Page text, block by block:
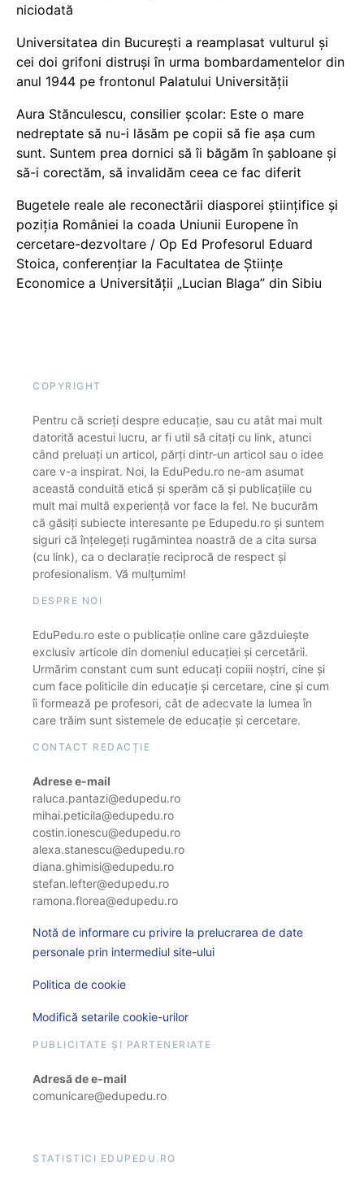
niciodată
Universitatea din București a reamplasat vulturul și
cei doi grifoni distruși în urma bombardamentelor din
anul 1944 pe frontonul Palatului Universității
Aura Stănculescu, consilier școlar: Este o mare
nedreptate să nu-i lăsăm pe copii să fie așa cum
sunt. Suntem prea dornici să îi băgăm în șabloane și
să-i corectăm, să invalidăm ceea ce fac diferit
Bugetele reale ale reconectării diasporei științifice și
poziția României la coada Uniunii Europene în
cercetare-dezvoltare / Op Ed Profesorul Eduard
Stoica, conferențiar la Facultatea de Științe
Economice a Universității „Lucian Blaga” din Sibiu
COPYRIGHT
Pentru că scrieți despre educație, sau cu atât mai mult
datorită acestui lucru, ar fi util să citați cu link, atunci
când preluați un articol, părți dintr-un articol sau o idee
care v-a inspirat. Noi, la EduPedu.ro ne-am asumat
această conduită etică și sperăm că și publicațiile cu
mult mai multă experiență vor face la fel. Ne bucurăm
că găsiți subiecte interesante pe Edupedu.ro și suntem
siguri că înțelegeți rugămintea noastră de a cita sursa
(cu link), ca o declarație reciprocă de respect și
profesionalism. Vă mulțumim!
DESPRE NOI
EduPedu.ro este o publicație online care găzduiește
exclusiv articole din domeniul educației și cercetării.
Urmărim constant cum sunt educați copiii noștri, cine și
cum face politicile din educație și cercetare, cine și cum
îi formează pe profesori, cât de adecvate la lumea în
care trăim sunt sistemele de educație și cercetare.
CONTACT REDACȚIE
Adrese e-mail
raluca.pantazi@edupedu.ro
mihai.peticila@edupedu.ro
costin.ionescu@edupedu.ro
alexa.stanescu@edupedu.ro
diana.ghimisi@edupedu.ro
stefan.lefter@edupedu.ro
ramona.florea@edupedu.ro
Notă de informare cu privire la prelucrarea de date
personale prin intermediul site-ului
Politica de cookie
Modifică setarile cookie-urilor
PUBLICITATE ȘI PARTENERIATE
Adresă de e-mail
comunicare@edupedu.ro
STATISTICI EDUPEDU.RO